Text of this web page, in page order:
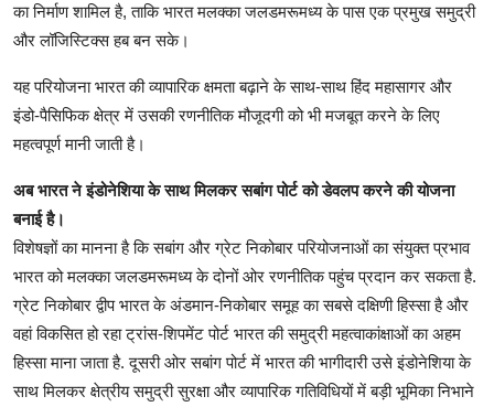
का निर्माण शामिल है, ताकि भारत मलक्का जलडमरूमध्य के पास एक प्रमुख समुद्री
और लॉजिस्टिक्स हब बन सके।
यह परियोजना भारत की व्यापारिक क्षमता बढ़ाने के साथ-साथ हिंद महासागर और
इंडो-पैसिफिक क्षेत्र में उसकी रणनीतिक मौजूदगी को भी मजबूत करने के लिए
महत्वपूर्ण मानी जाती है।
अब भारत ने इंडोनेशिया के साथ मिलकर सबांग पोर्ट को डेवलप करने की योजना
बनाई है।
विशेषज्ञों का मानना है कि सबांग और ग्रेट निकोबार परियोजनाओं का संयुक्त प्रभाव
भारत को मलक्का जलडमरूमध्य के दोनों ओर रणनीतिक पहुंच प्रदान कर सकता है.
ग्रेट निकोबार द्वीप भारत के अंडमान-निकोबार समूह का सबसे दक्षिणी हिस्सा है और
वहां विकसित हो रहा ट्रांस-शिपमेंट पोर्ट भारत की समुद्री महत्वाकांक्षाओं का अहम
हिस्सा माना जाता है. दूसरी ओर सबांग पोर्ट में भारत की भागीदारी उसे इंडोनेशिया के
साथ मिलकर क्षेत्रीय समुद्री सुरक्षा और व्यापारिक गतिविधियों में बड़ी भूमिका निभाने